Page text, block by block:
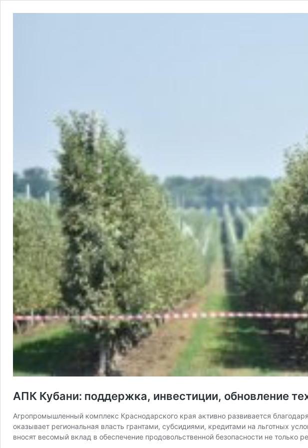
АПК Кубани: поддержка, инвестиции, обновление
Агропромышленный комплекс Краснодарского края активно развивается
оказывает региональная власть грантами, субсидиями, кредитами на льготных
вносят весомый вклад в обеспечение продовольственной безопасности не